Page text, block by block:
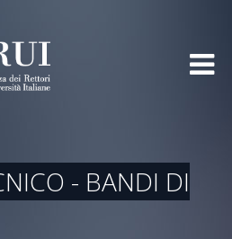
- BANDI DI